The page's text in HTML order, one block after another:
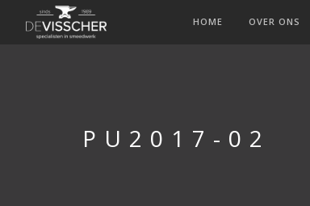
HOME OVER ONS
PU2017-02